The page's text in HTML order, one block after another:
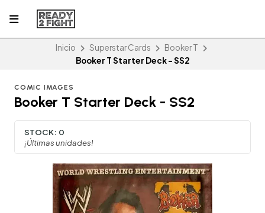
Inicio Superstar Cards
Booker T
Booker T Starter Deck - SS2
COMIC IMAGES
Booker T Starter Deck - SS2
STOCK: 0
¡Últimas unidades!